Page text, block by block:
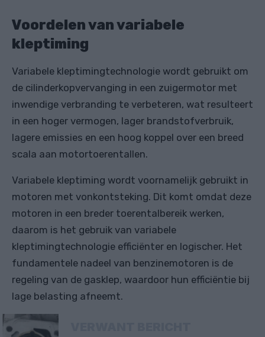
Voordelen van variabele
kleptiming
Variabele kleptimingtechnologie wordt gebruikt om
de cilinderkopvervanging in een zuigermotor met
inwendige verbranding te verbeteren, wat resulteert
in een hoger vermogen, lager brandstofverbruik,
lagere emissies en een hoog koppel over een breed
scala aan motortoerentallen.
Variabele kleptiming wordt voornamelijk gebruikt in
motoren met vonkontsteking. Dit komt omdat deze
motoren in een breder toerentalbereik werken,
daarom is het gebruik van variabele
kleptimingtechnologie efficiënter en logischer. Het
fundamentele nadeel van benzinemotoren is de
regeling van de gasklep, waardoor hun efficiëntie bij
lage belasting afneemt.